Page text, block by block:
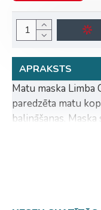
APRAKSTS
Matu maska Limba
paredzēta matu
balināšanas.